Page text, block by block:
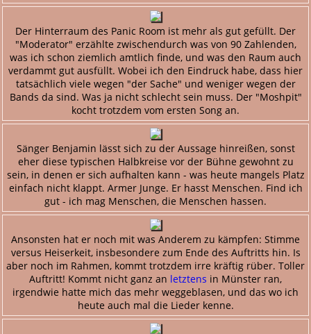
Der Hinterraum des Panic Room ist mehr als gut gefüllt. Der
"Moderator" erzählte zwischendurch was von 90 Zahlenden,
was ich schon ziemlich amtlich finde, und was den Raum auch
verdammt gut ausfüllt. Wobei ich den Eindruck habe, dass hier
tatsächlich viele wegen "der Sache" und weniger wegen der
Bands da sind. Was ja nicht schlecht sein muss. Der "Moshpit"
kocht trotzdem vom ersten Song an.
Sänger Benjamin lässt sich zu der Aussage hinreißen, sonst
eher diese typischen Halbkreise vor der Bühne gewohnt zu
sein, in denen er sich aufhalten kann - was heute mangels Platz
einfach nicht klappt. Armer Junge. Er hasst Menschen. Find ich
gut - ich mag Menschen, die Menschen hassen.
Ansonsten hat er noch mit was Anderem zu kämpfen: Stimme
versus Heiserkeit, insbesondere zum Ende des Auftritts hin. Is
aber noch im Rahmen, kommt trotzdem irre kräftig rüber. Toller
Auftritt! Kommt nicht ganz an letztens in Münster ran,
irgendwie hatte mich das mehr weggeblasen, und das wo ich
heute auch mal die Lieder kenne.